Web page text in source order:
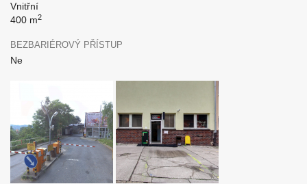
Vnitřní
400 m2
BEZBARIÉROVÝ PŘÍSTUP
Ne